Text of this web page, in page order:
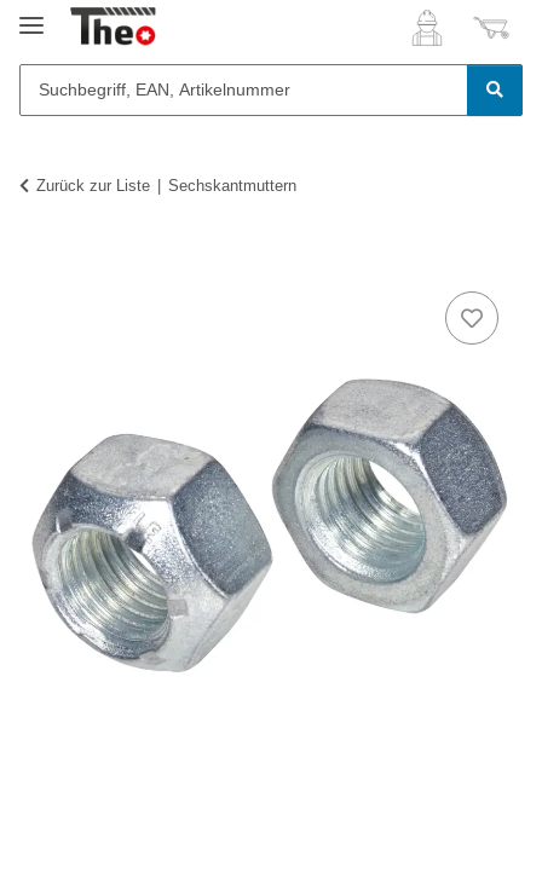
Zurück zur Liste Sechskantmuttern